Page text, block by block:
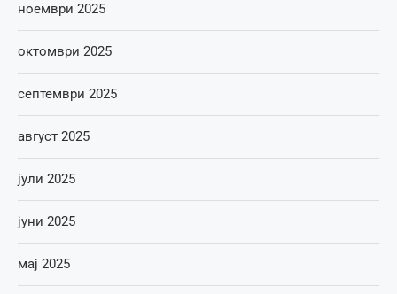
ноември 2025
октомври 2025
септември 2025
август 2025
јули 2025
јуни 2025
мај 2025